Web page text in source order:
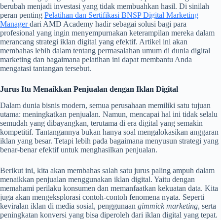
berubah menjadi investasi yang tidak membuahkan hasil. Di sinilah
peran penting Pelatihan dan Sertifikasi BNSP Digital Marketing
Managerdari AMD Academy hadir sebagai solusi bagi para
profesional yang ingin menyempurnakan keterampilan mereka dalam
merancang strategi iklan digital yang efektif. Artikel ini akan
membahas lebih dalam tentang permasalahan umum di dunia digital
marketing dan bagaimana pelatihan ini dapat membantu Anda
mengatasi tantangan tersebut.
Jurus Itu Menaikkan Penjualan dengan Iklan Digital
Dalam dunia bisnis modern, semua perusahaan memiliki satu tujuan
utama: meningkatkan penjualan. Namun, mencapai hal ini tidak selalu
semudah yang dibayangkan, terutama di era digital yang semakin
kompetitif. Tantangannya bukan hanya soal mengalokasikan anggaran
iklan yang besar. Tetapi lebih pada bagaimana menyusun strategi yang
benar-benar efektif untuk menghasilkan penjualan.
Berikut ini, kita akan membahas salah satu jurus paling ampuh dalam
menaikkan penjualan menggunakan iklan digital. Yaitu dengan
memahami perilaku konsumen dan memanfaatkan kekuatan data. Kita
juga akan mengeksplorasi contoh-contoh fenomena nyata. Seperti
keviralan iklan di media sosial, penggunaan gimmick marketing, serta
peningkatan konversi yang bisa diperoleh dari iklan digital yang tepat.